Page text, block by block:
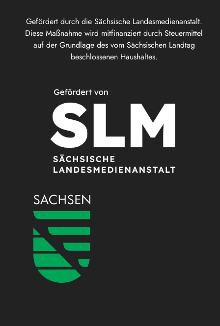
Gefördert durch die Sächsische Landesmedienanstalt.
Diese Maßnahme wird mitfinanziert durch Steuermittel
auf der Grundlage des vom Sächsischen Landtag
beschlossenen Haushaltes.